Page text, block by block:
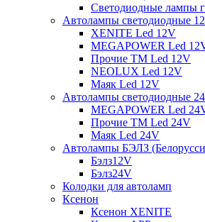
Светодиодные лампы
Автолампы светодиодные
XENITE Led 12V
MEGAPOWER Led
Прочие ТМ Led 12V
NEOLUX Led 12V
Маяк Led 12V
Автолампы светодиодные
MEGAPOWER Led
Прочие ТМ Led 24V
Маяк Led 24V
Автолампы БЭЛЗ
Бэлз12V
Бэлз24V
Колодки для автоламп
Ксенон
Ксенон XENITE